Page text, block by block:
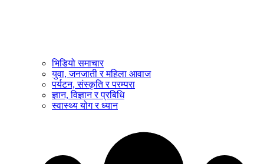
भिडियो समाचार
युवा, जनजाती र महिला आवाज
पर्यटन, संस्कृति र परम्परा
ज्ञान, विज्ञान र प्रबिधि
स्वास्थ्य योग र ध्यान